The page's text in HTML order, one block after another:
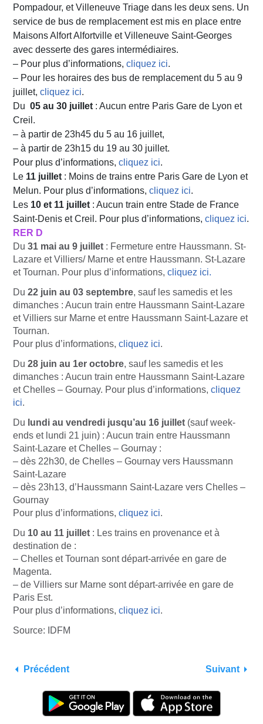
Pompadour, et Villeneuve Triage dans les deux sens. Un
service de bus de remplacement est mis en place entre
Maisons Alfort Alfortville et Villeneuve Saint-Georges
avec desserte des gares intermédiaires.
– Pour plus d’informations, cliquez ici.
– Pour les horaires des bus de remplacement du 5 au 9
juillet, cliquez ici.
Du 05 au 30 juillet : Aucun entre Paris Gare de Lyon et
Creil.
– à partir de 23h45 du 5 au 16 juillet,
– à partir de 23h15 du 19 au 30 juillet.
Pour plus d’informations, cliquez ici.
Le 11 juillet : Moins de trains entre Paris Gare de Lyon et
Melun. Pour plus d’informations, cliquez ici.
Les 10 et 11 juillet : Aucun train entre Stade de France
Saint-Denis et Creil. Pour plus d’informations, cliquez ici.
RER D
Du 31 mai au 9 juillet : Fermeture entre Haussmann. St-
Lazare et Villiers/ Marne et entre Haussmann. St-Lazare
et Tournan. Pour plus d’informations, cliquez ici.
Du 22 juin au 03 septembre, sauf les samedis et les
dimanches : Aucun train entre Haussmann Saint-Lazare
et Villiers sur Marne et entre Haussmann Saint-Lazare et
Tournan.
Pour plus d’informations, cliquez ici.
Du 28 juin au 1er octobre, sauf les samedis et les
dimanches : Aucun train entre Haussmann Saint-Lazare
et Chelles – Gournay. Pour plus d’informations, cliquez
ici.
Du lundi au vendredi jusqu’au 16 juillet (sauf week-
ends et lundi 21 juin) : Aucun train entre Haussmann
Saint-Lazare et Chelles – Gournay :
– dès 22h30, de Chelles – Gournay vers Haussmann
Saint-Lazare
– dès 23h13, d’Haussmann Saint-Lazare vers Chelles –
Gournay
Pour plus d’informations, cliquez ici.
Du 10 au 11 juillet : Les trains en provenance et à
destination de :
– Chelles et Tournan sont départ-arrivée en gare de
Magenta.
– de Villiers sur Marne sont départ-arrivée en gare de
Paris Est.
Pour plus d’informations, cliquez ici.
Source: IDFM
Précédent Suivant